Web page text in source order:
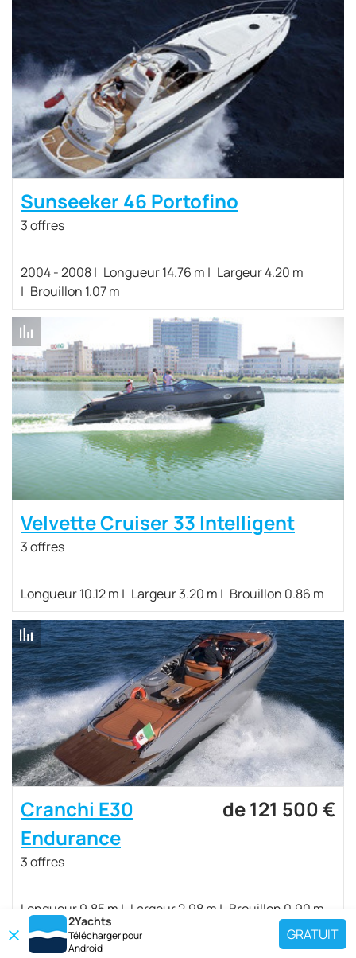
2Yachts
Télécharger pour
Android
GRATUIT
Sunseeker 46 Portofino
3 offres
2004 - 2008 Longueur 14.76 m
Largeur 4.20 m
Brouillon 1.07 m
Velvette Cruiser 33 Intelligent
3 offres
Longueur 10.12 m Largeur 3.20 m Brouillon 0.86 m
Cranchi E30
Endurance
3 offres
de 121 500 €
Longueur 9.85 m Largeur 2.98 m Brouillon 0.90 m